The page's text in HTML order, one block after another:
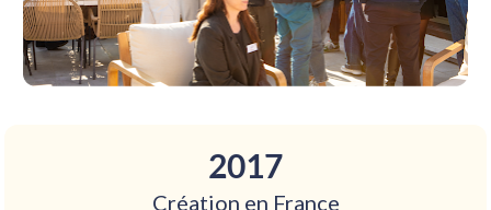
2017
Création en France